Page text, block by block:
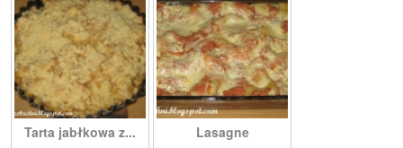
Tarta jabłkowa z... Lasagne